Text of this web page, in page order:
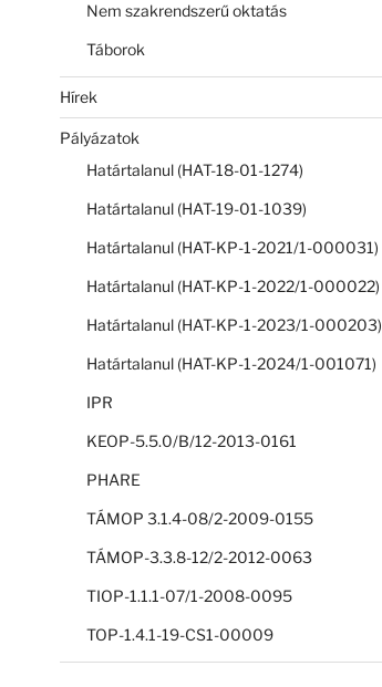
Nem szakrendszerű oktatás
Táborok
Hírek
Pályázatok
Határtalanul (HAT-18-01-1274)
Határtalanul (HAT-19-01-1039)
Határtalanul (HAT-KP-1-2021/1-000031)
Határtalanul (HAT-KP-1-2022/1-000022)
Határtalanul (HAT-KP-1-2023/1-000203)
Határtalanul (HAT-KP-1-2024/1-001071)
IPR
KEOP-5.5.0/B/12-2013-0161
PHARE
TÁMOP 3.1.4-08/2-2009-0155
TÁMOP-3.3.8-12/2-2012-0063
TIOP-1.1.1-07/1-2008-0095
TOP-1.4.1-19-CS1-00009